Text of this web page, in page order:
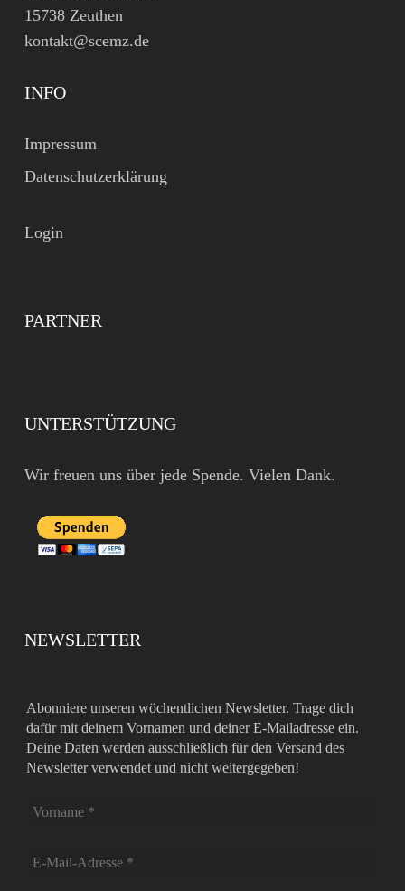
15738 Zeuthen
kontakt@scemz.de
INFO
Impressum
Datenschutzerklärung
Login
PARTNER
UNTERSTÜTZUNG
Wir freuen uns über jede Spende. Vielen Dank.
NEWSLETTER
Abonniere unseren wöchentlichen Newsletter. Trage dich
dafür mit deinem Vornamen und deiner E-Mailadresse ein.
Deine Daten werden ausschließlich für den Versand des
Newsletter verwendet und nicht weitergegeben!